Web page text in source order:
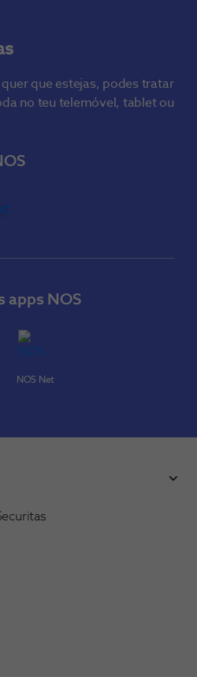
que estejas, podes tratar
no teu telemóvel, tablet ou
apps NOS
NOS Net